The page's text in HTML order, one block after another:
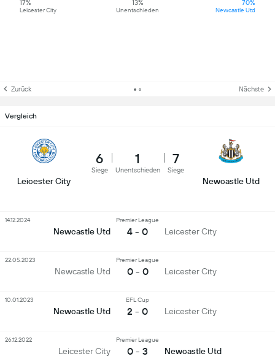
17%
Leicester City
13%
Unentschieden
70%
Newcastle Utd
Zurück Nächste
Vergleich
Leicester City
6
Siege
1
Unentschieden
7
Siege
Newcastle Utd
Newcastle Utd
Premier League
4 - 0 Leicester City
14.12.2024
Newcastle Utd
Premier League
0 - 0 Leicester City
22.05.2023
Newcastle Utd
EFL Cup
2 - 0 Leicester City
10.01.2023
Leicester City
Premier League
0 - 3 Newcastle Utd
26.12.2022